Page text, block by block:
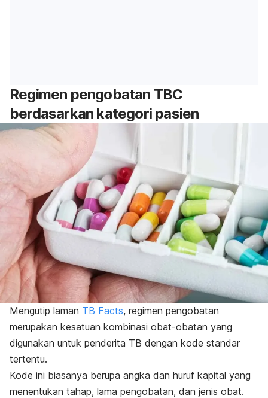
Regimen pengobatan TBC
berdasarkan kategori pasien
Mengutip laman TB Facts, regimen pengobatan
merupakan kesatuan kombinasi obat-obatan yang
digunakan untuk penderita TB dengan kode standar
tertentu.
Kode ini biasanya berupa angka dan huruf kapital yang
menentukan tahap, lama pengobatan, dan jenis obat.